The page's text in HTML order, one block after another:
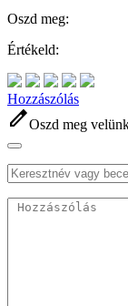
Oszd meg:
Értékeld:
Hozzászólás
editOszd meg